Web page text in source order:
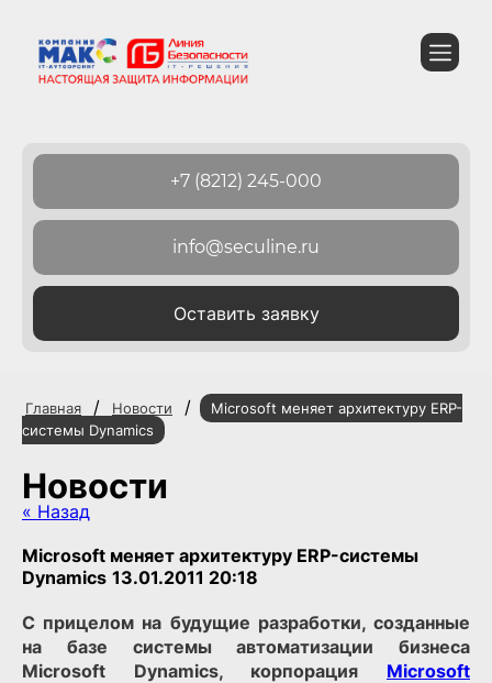
+7 (8212) 245-000
info@seculine.ru
Оставить заявку
Главная / Новости /
Microsoft меняет архитектуру ERP-
системы Dynamics
Новости
« Назад
Microsoft меняет архитектуру ERP-системы
Dynamics 13.01.2011 20:18
С прицелом на будущие разработки, созданные
на базе системы автоматизации бизнеса
Microsoft Dynamics, корпорация Microsoft